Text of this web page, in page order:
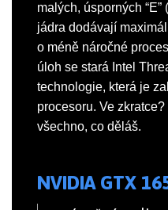
malých, úsporných
jádra dodávají
o méně náročné
úloh se stará Intel
technologie, která je
procesoru. Ve
všechno, co děláš.
NVIDIA GTX